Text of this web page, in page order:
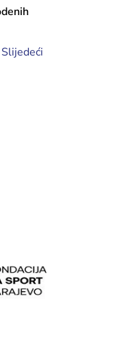
za
Slijedeći